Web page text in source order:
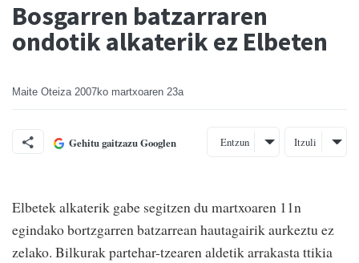
Bosgarren batzarraren
ondotik alkaterik ez Elbeten
Maite Oteiza 2007ko martxoaren 23a
Gehitu gaitzazu Googlen Entzun Itzuli
Elbetek alkaterik gabe segitzen du martxoaren 11n
egindako bortzgarren batzarrean hautagairik aurkeztu ez
zelako. Bilkurak partehar-tzearen aldetik arrakasta ttikia